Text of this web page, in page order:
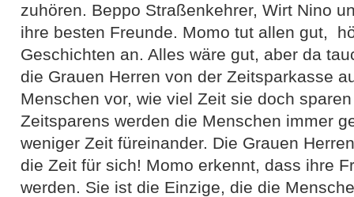
zuhören. Beppo Straßenkehrer, Wirt Nino
ihre besten Freunde. Momo tut allen gut,
Geschichten an. Alles wäre gut, aber da
die Grauen Herren von der Zeitsparkasse
Menschen vor, wie viel Zeit sie doch
Zeitsparens werden die Menschen immer
weniger Zeit füreinander. Die Grauen
die Zeit für sich! Momo erkennt, dass ihre
werden. Sie ist die Einzige, die die